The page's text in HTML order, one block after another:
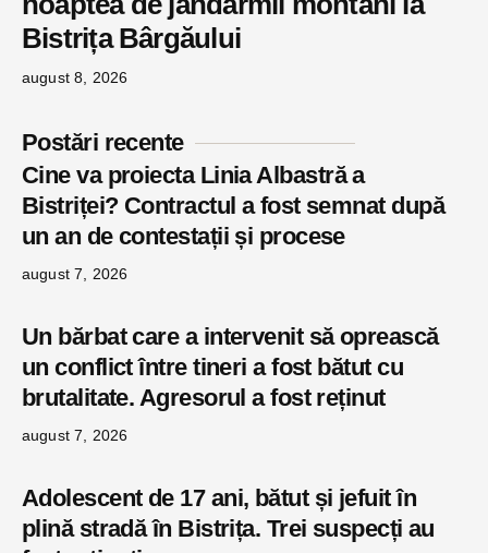
Bistrița Bârgăului
august 8, 2026
Postări recente
Cine va proiecta Linia Albastră a
Bistriței? Contractul a fost semnat după
un an de contestații și procese
august 7, 2026
Un bărbat care a intervenit să oprească
un conflict între tineri a fost bătut cu
brutalitate. Agresorul a fost reținut
august 7, 2026
Adolescent de 17 ani, bătut și jefuit în
plină stradă în Bistrița. Trei suspecți au